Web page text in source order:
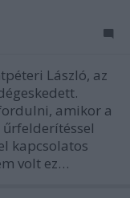
László, az
amikor a
kapcsolatos
volt ez…